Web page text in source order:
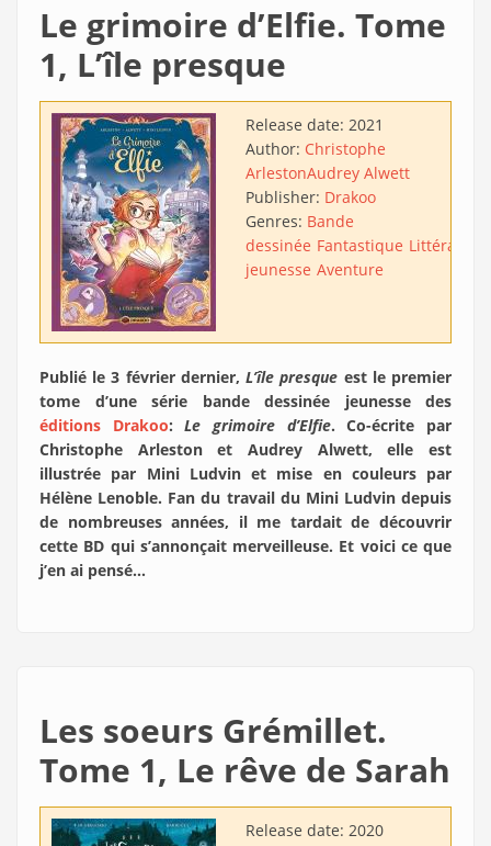
Le grimoire d’Elfie. Tome
1, L’île presque
Release date: 2021
Author: Christophe
ArlestonAudrey Alwett
Publisher: Drakoo
Genres: Bande
dessinée Fantastique Littérature
jeunesse Aventure
Publié le 3 février dernier,L’île presque est le premier
tome d’une série bande dessinée jeunesse des
éditions Drakoo:Le grimoire d’Elfie. Co-écrite par
Christophe Arleston et Audrey Alwett, elle est
illustrée par Mini Ludvin et mise en couleurs par
Hélène Lenoble. Fan du travail du Mini Ludvin depuis
de nombreuses années, il me tardait de découvrir
cette BD qui s’annonçait merveilleuse. Et voici ce que
j’en ai pensé…
Les soeurs Grémillet.
Tome 1, Le rêve de Sarah
Release date: 2020